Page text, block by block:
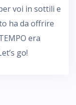
voi in sottili e
ha da offrire
era
go!